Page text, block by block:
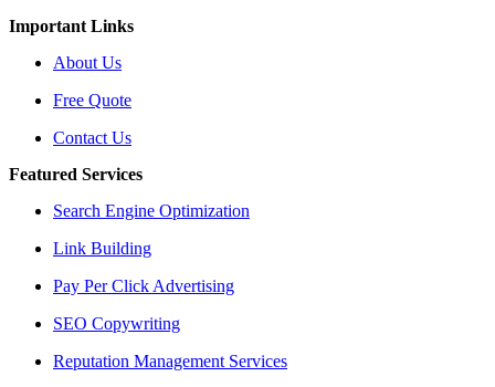
Important Links
About Us
Free Quote
Contact Us
Featured Services
Search Engine Optimization
Link Building
Pay Per Click Advertising
SEO Copywriting
Reputation Management Services